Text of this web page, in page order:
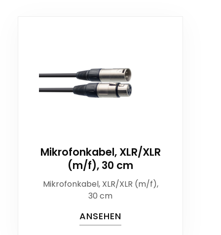
Mikrofonkabel, XLR/XLR
(m/f), 30 cm
Mikrofonkabel, XLR/XLR (m/f),
30 cm
ANSEHEN